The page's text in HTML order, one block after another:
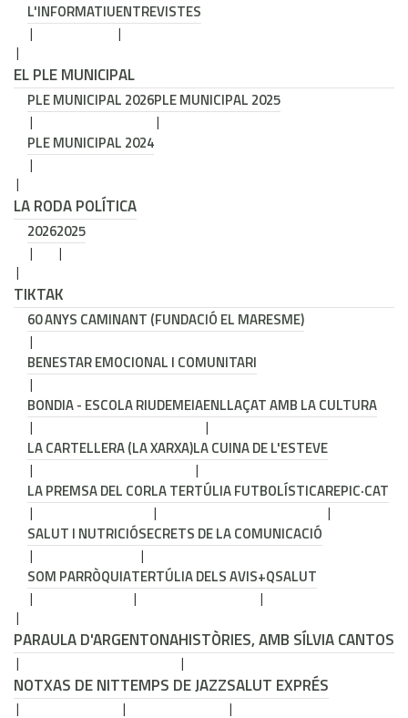
L'INFORMATIUENTREVISTES
EL PLE MUNICIPAL
PLE MUNICIPAL 2026PLE MUNICIPAL 2025
PLE MUNICIPAL 2024
LA RODA POLÍTICA
20262025
TIKTAK
60 ANYS CAMINANT (FUNDACIÓ EL MARESME)
BENESTAR EMOCIONAL I COMUNITARI
BONDIA - ESCOLA RIUDEMEIAENLLAÇAT AMB LA CULTURA
LA CARTELLERA (LA XARXA)LA CUINA DE L'ESTEVE
LA PREMSA DEL CORLA TERTÚLIA FUTBOLÍSTICAREPIC·CAT
SALUT I NUTRICIÓSECRETS DE LA COMUNICACIÓ
SOM PARRÒQUIATERTÚLIA DELS AVIS+QSALUT
PARAULA D'ARGENTONAHISTÒRIES, AMB SÍLVIA CANTOS
NOTXAS DE NITTEMPS DE JAZZSALUT EXPRÉS